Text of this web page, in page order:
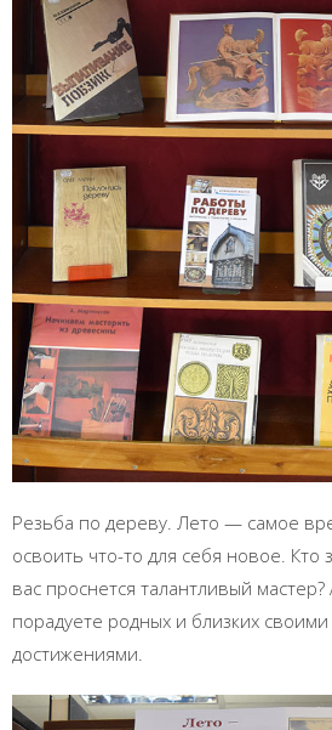
Резьба по дереву. Лето — самое
освоить что-то для себя новое. Кто
вас проснется талантливый
порадуете родных и близких
достижениями.